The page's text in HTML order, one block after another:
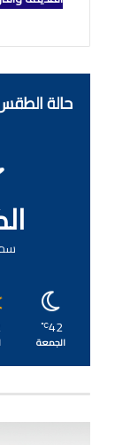
حالة
42
℃
الجمعة